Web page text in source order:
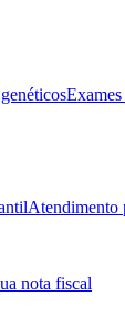
Atendimento
nota fiscal